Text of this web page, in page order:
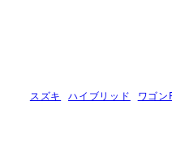
スズキ ハイブリッド ワゴン